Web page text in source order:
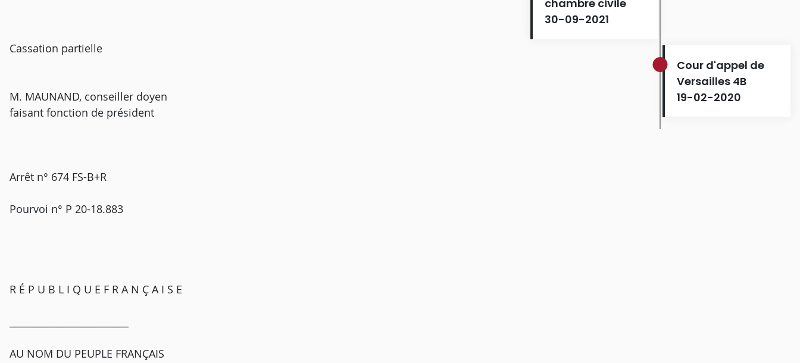
Cassation partielle
M. MAUNAND, conseiller doyen
faisant fonction de président
Arrêt n° 674 FS-B+R
Pourvoi n° P 20-18.883
R É P U B L I Q U E F R A N Ç A I S E
AU NOM DU PEUPLE FRANÇAIS
chambre civile
30-09-2021
Cour d'appel de
Versailles 4B
19-02-2020